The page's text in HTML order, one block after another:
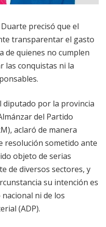
precisó que el
transparentar el gasto
de quienes no cumplen
las conquistas ni la
diputado por la provincia
del Partido
aclaró de manera
resolución sometido ante
objeto de serias
de diversos sectores, y
su intención es
ni de los
(ADP).